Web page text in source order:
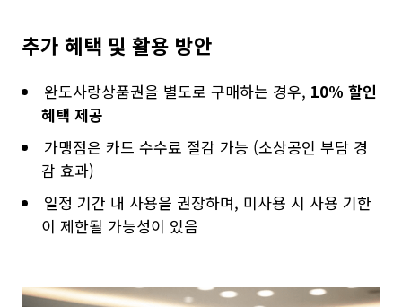
추가 혜택 및 활용 방안
완도사랑상품권을 별도로 구매하는 경우, 10% 할인
혜택 제공
가맹점은 카드 수수료 절감 가능 (소상공인 부담 경
감 효과)
일정 기간 내 사용을 권장하며, 미사용 시 사용 기한
이 제한될 가능성이 있음